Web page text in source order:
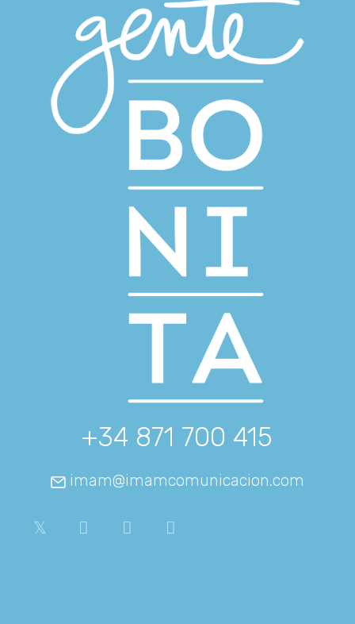
+34 871 700 415
imam@imamcomunicacion.com